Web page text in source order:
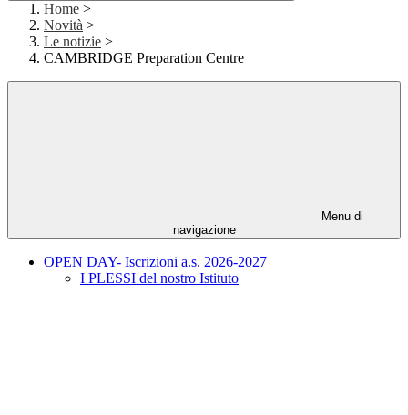
Home >
Novità >
Le notizie >
CAMBRIDGE Preparation Centre
Menu di
navigazione
OPEN DAY- Iscrizioni a.s. 2026-2027
I PLESSI del nostro Istituto